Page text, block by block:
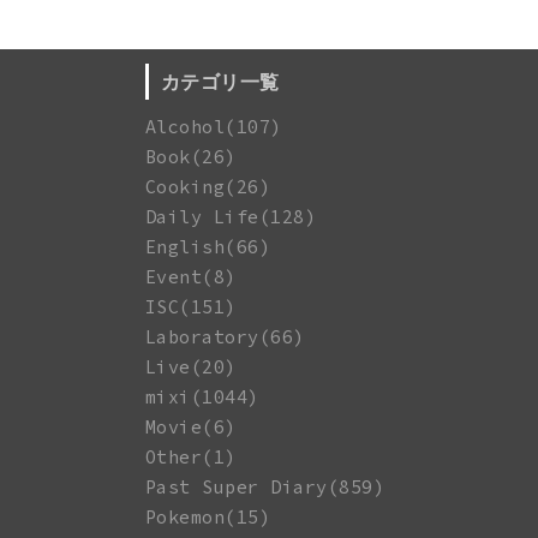
カテゴリ一覧
Alcohol(107)
Book(26)
Cooking(26)
Daily Life(128)
English(66)
Event(8)
ISC(151)
Laboratory(66)
Live(20)
mixi(1044)
Movie(6)
Other(1)
Past Super Diary(859)
Pokemon(15)